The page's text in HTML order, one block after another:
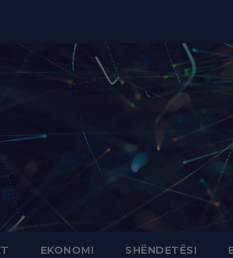
EKONOMI SHËNDETËSI